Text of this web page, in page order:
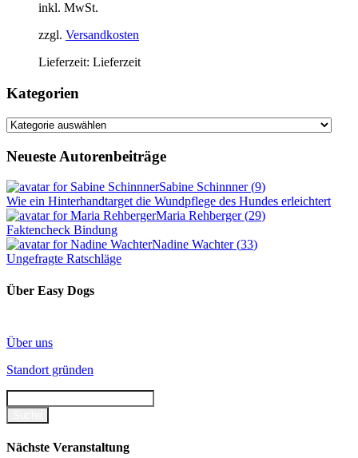
inkl. MwSt.
zzgl. Versandkosten
Lieferzeit: Lieferzeit
Kategorien
Kategorien
Neueste Autorenbeiträge
Sabine Schinnner(9)
Wie ein Hinterhandtarget die Wundpflege des Hundes erleichtert
Maria Rehberger(29)
Faktencheck Bindung
Nadine Wachter(33)
Ungefragte Ratschläge
Über Easy Dogs
Über uns
Standort gründen
Nächste Veranstaltung